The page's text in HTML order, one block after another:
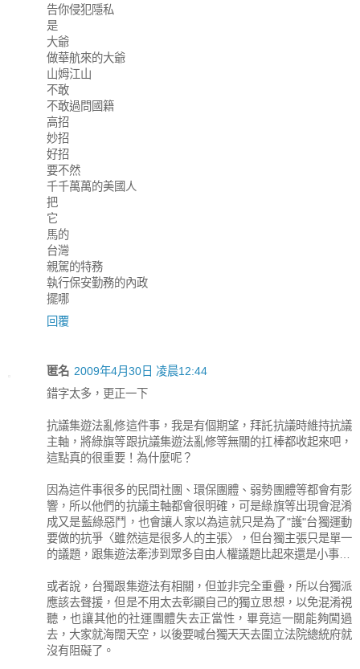
告你侵犯隱私
是
大爺
做華航來的大爺
山姆江山
不敢
不敢過問國籍
高招
妙招
好招
要不然
千千萬萬的美國人
把
它
馬的
台灣
親駕的特務
執行保安勤務的內政
擺哪
回覆
匿名 2009年4月30日 凌晨12:44
錯字太多，更正一下
抗議集遊法亂修這件事，我是有個期望，拜託抗議時維持抗議
主軸，將綠旗等跟抗議集遊法亂修等無關的扛棒都收起來吧，
這點真的很重要！為什麼呢？
因為這件事很多的民間社團、環保團體、弱勢團體等都會有影
響，所以他們的抗議主軸都會很明確，可是綠旗等出現會混淆
成又是藍綠惡鬥，也會讓人家以為這就只是為了"護"台獨運動
要做的抗爭〈雖然這是很多人的主張〉，但台獨主張只是單一
的議題，跟集遊法牽涉到眾多自由人權議題比起來還是小事…
或者說，台獨跟集遊法有相關，但並非完全重疊，所以台獨派
應該去聲援，但是不用太去彰顯自己的獨立思想，以免混淆視
聽，也讓其他的社運團體失去正當性，畢竟這一關能夠闖過
去，大家就海闊天空，以後要喊台獨天天去圍立法院總統府就
沒有阻礙了。